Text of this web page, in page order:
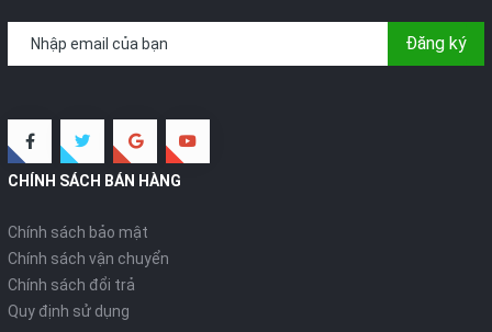
Đăng ký
CHÍNH SÁCH BÁN HÀNG
Chính sách bảo mật
Chính sách vận chuyển
Chính sách đổi trả
Quy định sử dụng